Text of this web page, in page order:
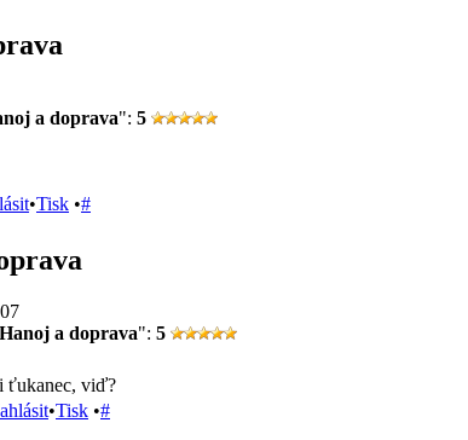
a doprava": 5
•Tisk •#
Hanoj a doprava": 5
ťukanec, viď?
•Tisk •#